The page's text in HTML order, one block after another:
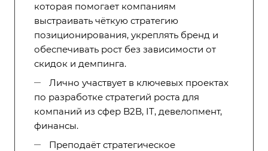
которая помогает компаниям
выстраивать чёткую стратегию
позиционирования, укреплять бренд и
обеспечивать рост без зависимости от
скидок и демпинга.
Лично участвует в ключевых проектах
по разработке стратегий роста для
компаний из сфер B2B, IT, девелопмент,
финансы.
Преподаёт стратегическое